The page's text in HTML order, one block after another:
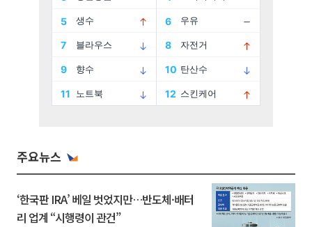
주요뉴스
‘한국판 IRA’ 베일 벗었지만…반도체·배터
리 업계 “시행령이 관건”